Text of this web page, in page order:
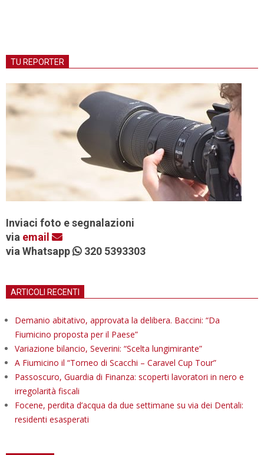
TU REPORTER
Inviaci foto e segnalazioni
via email
via Whatsapp
320 5393303
ARTICOLI RECENTI
Demanio abitativo, approvata la delibera. Baccini: “Da
Fiumicino proposta per il Paese”
Variazione bilancio, Severini: “Scelta lungimirante”
A Fiumicino il “Torneo di Scacchi – Caravel Cup Tour”
Passoscuro, Guardia di Finanza: scoperti lavoratori in nero e
irregolarità fiscali
Focene, perdita d’acqua da due settimane su via dei Dentali:
residenti esasperati